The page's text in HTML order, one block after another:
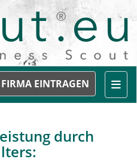
FIRMA EINTRAGEN
durch